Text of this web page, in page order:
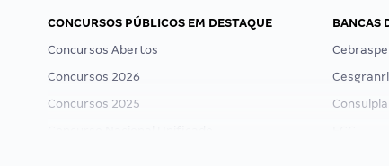
CONCURSOS PÚBLICOS EM DESTAQUE
Concursos Abertos
Concursos 2026
Concursos 2025
BANCAS
Cebraspe